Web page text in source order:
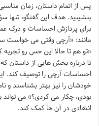
پس از اتمام داستان، زمان
بنشینید. هدف این گفتگو،
برای پردازش احساسات و درک
مانند: «آرچی وقتی می خواست
«تو هم تا حالا این حس رو
تا درباره بخش هایی از
احساسات آرچی را توصیف کند.
خودشان را نیز بهتر بشناسند و
بودی، چکار می کردی؟» می
انتقادی در آن ها کمک کند.